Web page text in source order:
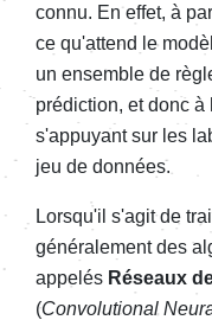
connu. En effet, à
ce qu'attend le
un ensemble de
prédiction, et donc
s'appuyant sur les
jeu de données.
Lorsqu'il s'agit de
généralement des
appelés Réseaux
(Convolutional